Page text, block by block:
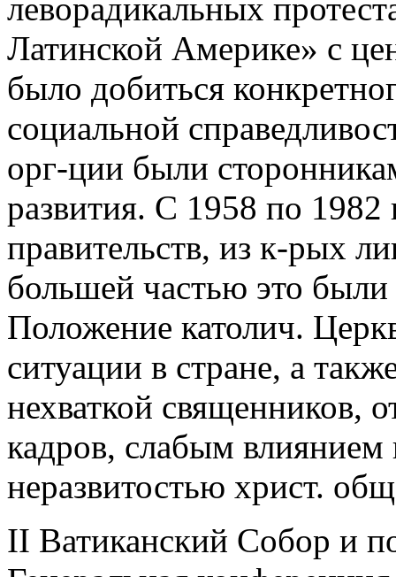
леворадикальных
Латинской Америке» с
было добиться
социальной
орг-ции были
развития. С 1958 по 1982
правительств, из к-рых
большей частью это
Положение католич.
ситуации в стране, а
нехваткой священников,
кадров, слабым влиянием
неразвитостью христ.
II Ватиканский Cобор и